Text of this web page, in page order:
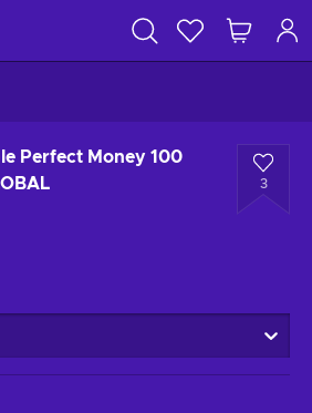
Perfect Money 100
3